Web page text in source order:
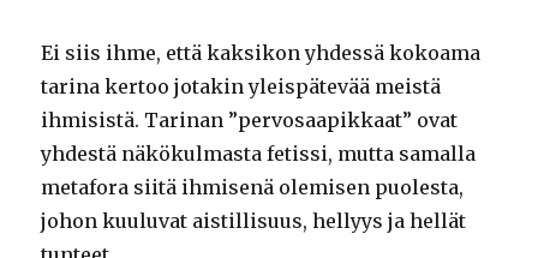
Ei siis ihme, että kaksikon yhdessä kokoama
tarina kertoo jotakin yleispätevää meistä
ihmisistä. Tarinan ”pervosaapikkaat” ovat
yhdestä näkökulmasta fetissi, mutta samalla
metafora siitä ihmisenä olemisen puolesta,
johon kuuluvat aistillisuus, hellyys ja hellät